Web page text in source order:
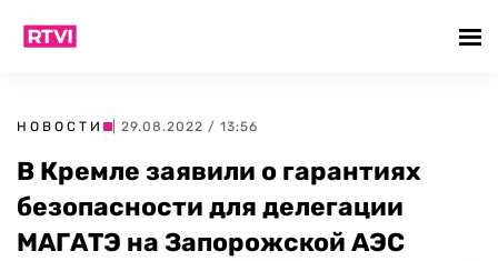
НОВОСТИ | 29.08.2022 / 13:56
В Кремле заявили о гарантиях
безопасности для делегации
МАГАТЭ на Запорожской АЭС